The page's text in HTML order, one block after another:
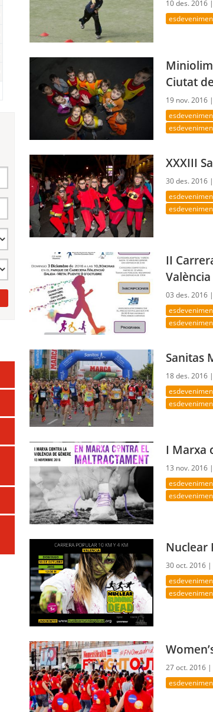
10 des. 2016
Ciutat
19 nov. 2016
XXXIII
30 des. 2016
II
03 des. 2016 |
Sanitas
18 des. 2016
I Marxa
13 nov. 2016 |
Nuclear
30 oct. 2016 |
27 oct. 2016 |